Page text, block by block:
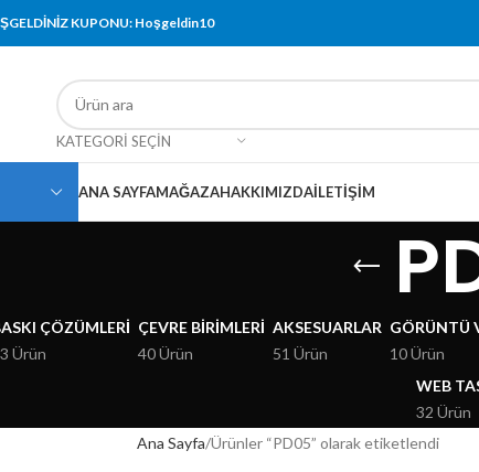
KUPONU: Hoşgeldin10
KATEGORI SEÇIN
ANA SAYFAMAĞAZAHAKKIMIZDAİLETIŞIM
ÇÖZÜMLERI
Ürün
ÇEVRE BIRIMLERI
40 Ürün
AKSESUARLAR
51 Ürün
GÖRÜNTÜ
10 Ürün
WEB
32 Ürün
Ana Sayfa Ürünler “PD05” olarak etiketlendi